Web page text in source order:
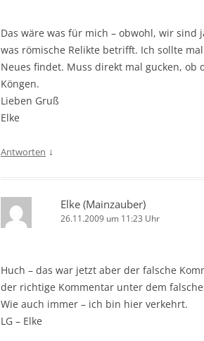
Das wäre was für mich – obwohl, wir sind
was römische Relikte betrifft. Ich sollte
Neues findet. Muss direkt mal gucken,
Köngen.
Lieben Gruß
Elke
Antworten ↓
Elke (Mainzauber)
26.11.2009 um 11:23 Uhr
Huch – das war jetzt aber der falsche
der richtige Kommentar unter dem
Wie auch immer – ich bin hier verkehrt.
LG – Elke